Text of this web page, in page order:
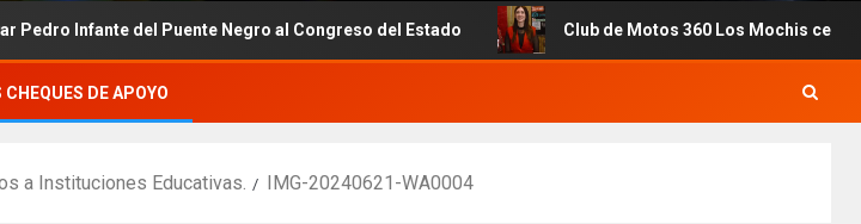
del Puente Negro al Congreso del Estado Club de Motos 360 Los Mochis celebra
DE APOYO
a Instituciones Educativas. IMG-20240621-WA0004